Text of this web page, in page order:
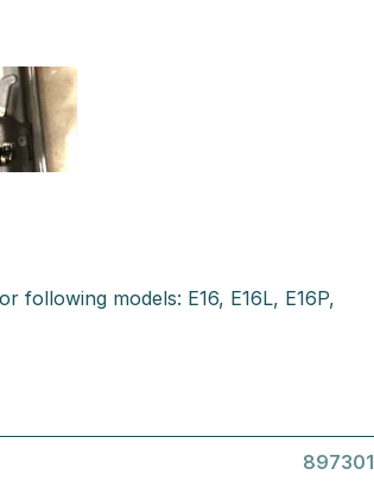
following models: E16, E16L, E16P,
897301